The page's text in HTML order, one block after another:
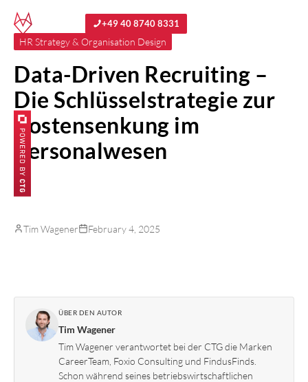
+49 40 8740 8331
HR Strategy & Organisation Design
Data-Driven Recruiting –
Die Schlüsselstrategie zur
Kostensenkung im
Personalwesen
Tim Wagener February 4, 2025
ÜBER DEN AUTOR
Tim Wagener
Tim Wagener verantwortet bei der CTG die Marken
CareerTeam, Foxio Consulting und FindusFinds.
Schon während seines betriebswirtschaftlichen